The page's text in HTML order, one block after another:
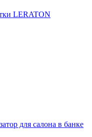
LERATON